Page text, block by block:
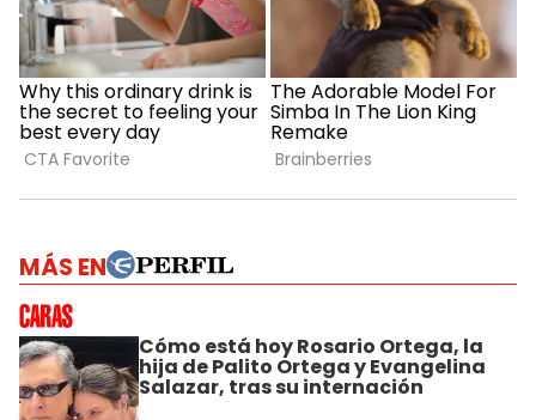
MÁS EN
Cómo está hoy Rosario Ortega, la
hija de Palito Ortega y Evangelina
Salazar, tras su internación